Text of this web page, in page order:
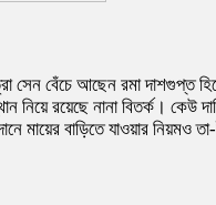
সেন বেঁচে আছেন রমা
রয়েছে নানা বিতর্ক। কেউ
মায়ের বাড়িতে যাওয়ার নিয়মও